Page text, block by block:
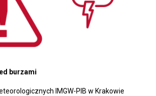
burzami
IMGW-PIB w Krakowie